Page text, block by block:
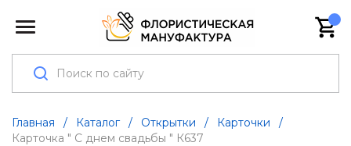
Главная / Каталог / Открытки / Карточки
/
Карточка " С днем свадьбы " К637